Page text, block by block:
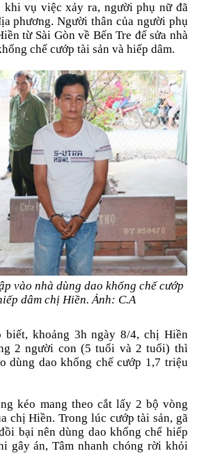
khi vụ việc xảy ra, người phụ nữ đã
phương. Người thân của người phụ
từ Sài Gòn về Bến Tre để sửa nhà
chế cướp tài sản và hiếp dâm.
vào nhà dùng dao khống chế cướp
dâm chị Hiền. Ảnh: C.A
biết, khoảng 3h ngày 8/4, chị Hiền
2 người con (5 tuổi và 2 tuổi) thì
dùng dao khống chế cướp 1,7 triệu
kéo mang theo cắt lấy 2 bộ vòng
chị Hiền. Trong lúc cướp tài sản, gã
bại nên dùng dao khống chế hiếp
gây án, Tâm nhanh chóng rời khỏi